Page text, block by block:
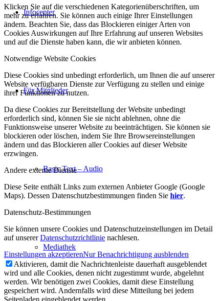
Infocenter
Für Mitglieder
Basic Text – Audio
Mediathek
Klicken Sie auf die verschiedenen Kategorienüberschriften, um
mehr zu erfahren. Sie können auch einige Ihrer Einstellungen
ändern. Beachten Sie, dass das Blockieren einiger Arten von
Cookies Auswirkungen auf Ihre Erfahrung auf unseren Websites
und auf die Dienste haben kann, die wir anbieten können.
Notwendige Website Cookies
Diese Cookies sind unbedingt erforderlich, um Ihnen die auf unserer
Website verfügbaren Dienste zur Verfügung zu stellen und einige
ihrer Funktionen zu nutzen.
Da diese Cookies zur Bereitstellung der Website unbedingt
erforderlich sind, können Sie sie nicht ablehnen, ohne die
Funktionsweise unserer Website zu beeinträchtigen. Sie können sie
blockieren oder löschen, indem Sie Ihre Browsereinstellungen
ändern und das Blockieren aller Cookies auf dieser Website
erzwingen.
Andere externe Dienste
Diese Seite enthält Links zum externen Anbieter Google (Google
Maps). Dessen Datenschutzbestimmungen finden Sie hier.
Datenschutz-Bestimmungen
Sie können unsere Cookies und Datenschutzeinstellungen im Detail
auf unsererDatenschutzrichtlinie nachlesen.
Einstellungen akzeptierenNur Benachrichtigung ausblenden
Aktivieren, damit die Nachrichtenleiste dauerhaft ausgeblendet
wird und alle Cookies, denen nicht zugestimmt wurde, abgelehnt
werden. Wir benötigen zwei Cookies, damit diese Einstellung
gespeichert wird. Andernfalls wird diese Mitteilung bei jedem
Seitenladen eingeblendet werden.